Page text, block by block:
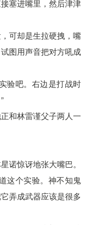
塞进嘴里，然后津津
可却是生拉硬拽，嘴
图用声音把对方吼成
验吧。右边是打战时
和林雷谨父子两人一
诺惊讶地张大嘴巴。
这个实验。神不知鬼
弄成武器应该是很多